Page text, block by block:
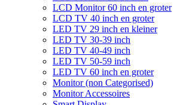
LCD Monitor 60 inch en groter
LCD TV 40 inch en groter
LED TV 29 inch en kleiner
LED TV 30-39 inch
LED TV 40-49 inch
LED TV 50-59 inch
LED TV 60 inch en groter
Monitor (non Categorised)
Monitor Accessoires